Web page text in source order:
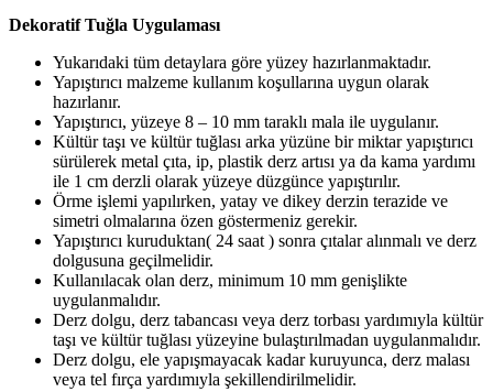
Dekoratif Tuğla Uygulaması
Yukarıdaki tüm detaylara göre yüzey hazırlanmaktadır.
Yapıştırıcı malzeme kullanım koşullarına uygun olarak
hazırlanır.
Yapıştırıcı, yüzeye 8 – 10 mm taraklı mala ile uygulanır.
Kültür taşı ve kültür tuğlası arka yüzüne bir miktar yapıştırıcı
sürülerek metal çıta, ip, plastik derz artısı ya da kama yardımı
ile 1 cm derzli olarak yüzeye düzgünce yapıştırılır.
Örme işlemi yapılırken, yatay ve dikey derzin terazide ve
simetri olmalarına özen göstermeniz gerekir.
Yapıştırıcı kuruduktan( 24 saat ) sonra çıtalar alınmalı ve derz
dolgusuna geçilmelidir.
Kullanılacak olan derz, minimum 10 mm genişlikte
uygulanmalıdır.
Derz dolgu, derz tabancası veya derz torbası yardımıyla kültür
taşı ve kültür tuğlası yüzeyine bulaştırılmadan uygulanmalıdır.
Derz dolgu, ele yapışmayacak kadar kuruyunca, derz malası
veya tel fırça yardımıyla şekillendirilmelidir.